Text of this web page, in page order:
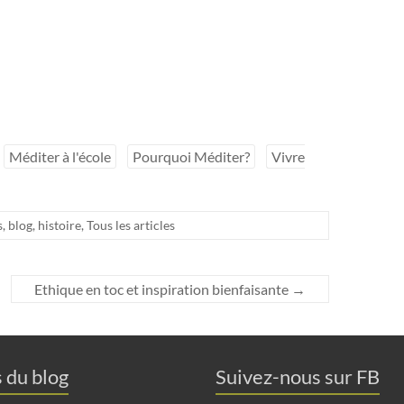
Méditer à l'école Pourquoi Méditer? Vivre
, blog, histoire, Tous les articles
Ethique en toc et inspiration bienfaisante →
blog Suivez-nous sur FB